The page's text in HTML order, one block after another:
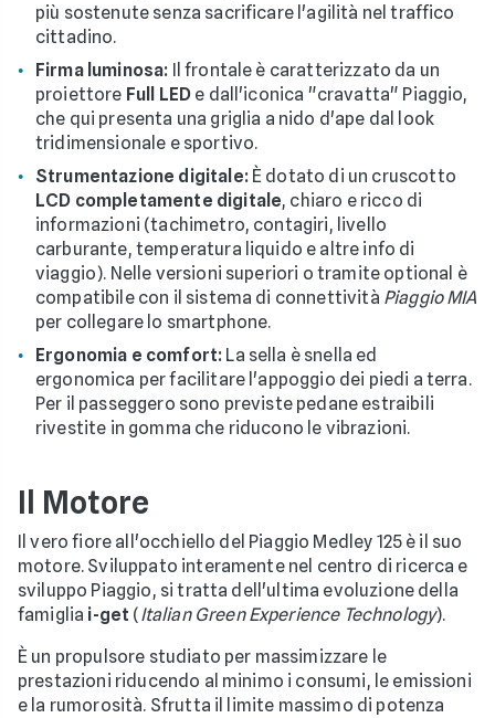
più sostenute senza sacrificare l'agilità nel traffico
cittadino.
Firma luminosa: Il frontale è caratterizzato da un
proiettore Full LED e dall'iconica "cravatta" Piaggio,
che qui presenta una griglia a nido d'ape dal look
tridimensionale e sportivo.
Strumentazione digitale:È dotato di un cruscotto
LCD completamente digitale, chiaro e ricco di
informazioni (tachimetro, contagiri, livello
carburante, temperatura liquido e altre info di
viaggio). Nelle versioni superiori o tramite optional è
compatibile con il sistema di connettività Piaggio MIA
per collegare lo smartphone.
Ergonomia e comfort: La sella è snella ed
ergonomica per facilitare l'appoggio dei piedi a terra.
Per il passeggero sono previste pedane estraibili
rivestite in gomma che riducono le vibrazioni.
Il Motore
Il vero fiore all'occhiello del Piaggio Medley 125 è il suo
motore. Sviluppato interamente nel centro di ricerca e
sviluppo Piaggio, si tratta dell'ultima evoluzione della
famiglia i-get (Italian Green Experience Technology).
È un propulsore studiato per massimizzare le
prestazioni riducendo al minimo i consumi, le emissioni
e la rumorosità. Sfrutta il limite massimo di potenza